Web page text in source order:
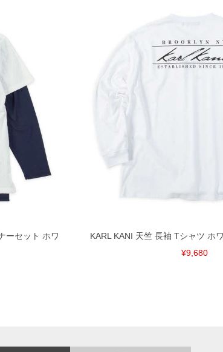
ーセット ホワ
KARL KANI 天竺 長袖 Tシャツ ホ
¥9,680